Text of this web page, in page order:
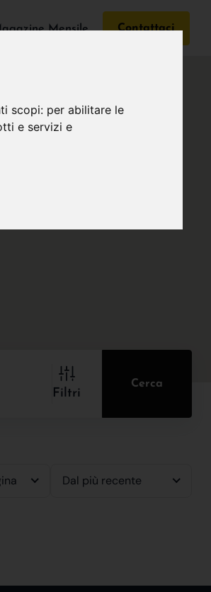
scopi: per abilitare le
e servizi e
Mensile Contattaci
Filtri
Cerca
Dal più recente